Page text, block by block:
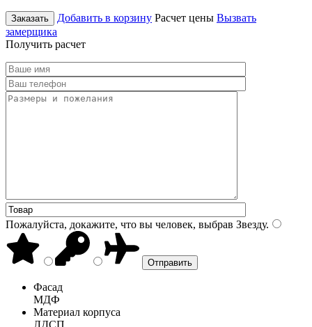
Заказать Добавить в корзину Расчет цены Вызвать
замерщика
Получить расчет
Пожалуйста, докажите, что вы человек, выбрав Звезду.
Фасад
МДФ
Материал корпуса
ЛДСП